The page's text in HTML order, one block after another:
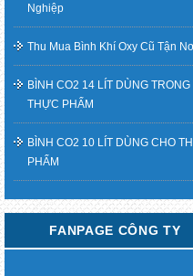
Nghiệp
Thu Mua Bình Khí Oxy Cũ Tận
BÌNH CO2 14 LÍT DÙNG TRONG
THỰC PHẨM
BÌNH CO2 10 LÍT DÙNG CHO
PHẨM
FANPAGE CÔNG TY